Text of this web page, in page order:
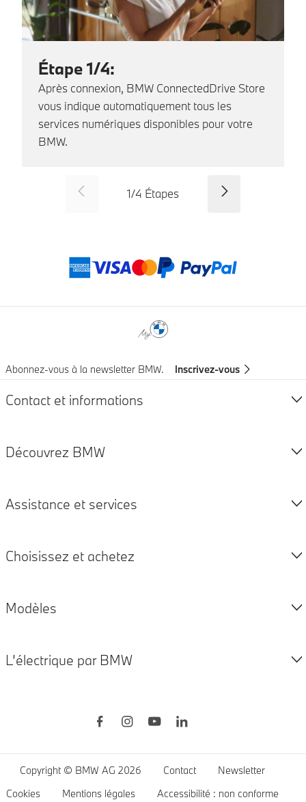
Étape 1/4:
Après connexion, BMW ConnectedDrive Store
vous indique automatiquement tous les
services numériques disponibles pour votre
BMW.
1/4 Étapes
Modes de